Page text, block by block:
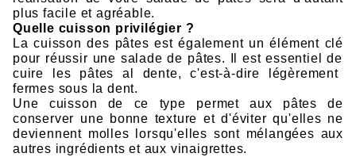
p lus faci le et agréable.
Quell e cuisson privilégier ?
La cuisson des pâtes est également un élément clé
pour réussir une sa lade de pâtes. Il estessentie
de
cuire les pâtesal dente, c'est-à-dire légèrement
fermes sous la dent.
Une cuisson de ce type permet aux pâtes de
conserver une bonne texture et d'éviter qu'elles ne
deviennent moll es lorsqu'elles sont mélangées aux
autres ingrédients et aux vinaigrettes.